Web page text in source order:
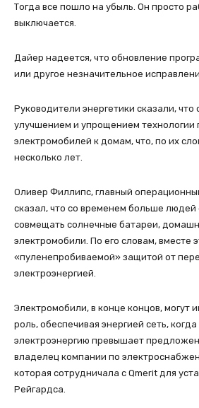
Тогда все пошло на убыль. Он просто
выключается.
Дайер надеется, что обновление
или другое незначительное
Руководители энергетики сказали, что
улучшением и упрощением технологии
электромобилей к домам, что, по их
несколько лет.
Оливер Филлипс, главный
сказал, что со временем больше людей
совмещать солнечные батареи,
электромобили. По его словам, вместе
«пуленепробиваемой» защитой от
электроэнергией.
Электромобили, в конце концов, могут
роль, обеспечивая энергией сеть,
электроэнергию превышает
владелец компании по
которая сотрудничала с Qmerit для
Рейгардса.